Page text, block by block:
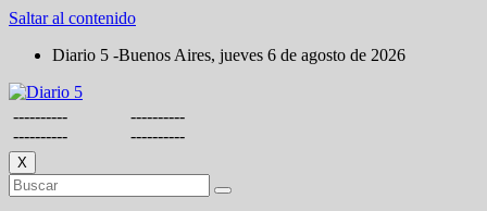
Saltar al contenido
Diario 5 -Buenos Aires, jueves 6 de agosto de 2026
----------
----------
----------
----------
X